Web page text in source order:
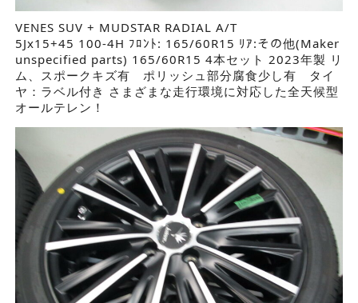
VENES SUV + MUDSTAR RADIAL A/T
5Jx15+45 100-4H ﾌﾛﾝﾄ: 165/60R15 ﾘｱ:その他(Maker
unspecified parts) 165/60R15 4本セット 2023年製 リ
ム、スポークキズ有 ポリッシュ部分腐食少し有 タイ
ヤ：ラベル付き さまざまな走行環境に対応した全天候型
オールテレン！